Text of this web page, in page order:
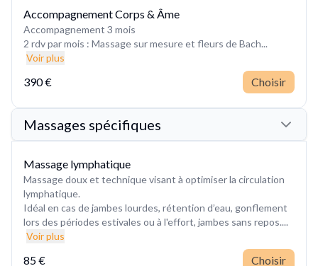
Accompagnement Corps & Âme
Accompagnement 3 mois
2 rdv par mois : Massage sur mesure et fleurs de Bach...
Voir plus
390 € Choisir
Massages spécifiques
Massage lymphatique
Massage doux et technique visant à optimiser la circulation
lymphatique.
Idéal en cas de jambes lourdes, rétention d’eau, gonflement
lors des périodes estivales ou à l'effort, jambes sans repos....
Voir plus
85 € Choisir